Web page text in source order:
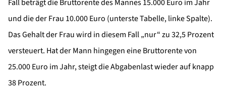
Fall beträgt die Bruttorente des Mannes 15.000 Euro im Jahr
und die der Frau 10.000 Euro (unterste Tabelle, linke Spalte).
Das Gehalt der Frau wird in diesem Fall „nur“ zu 32,5 Prozent
versteuert. Hat der Mann hingegen eine Bruttorente von
25.000 Euro im Jahr, steigt die Abgabenlast wieder auf knapp
38 Prozent.